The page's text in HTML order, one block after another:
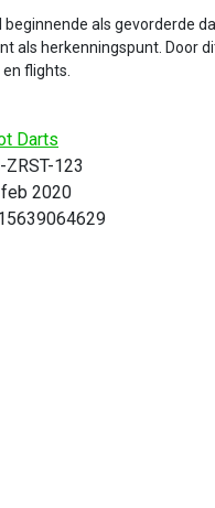
als
als herkenningspunt.
flights.
Darts
ZRST-123
2020